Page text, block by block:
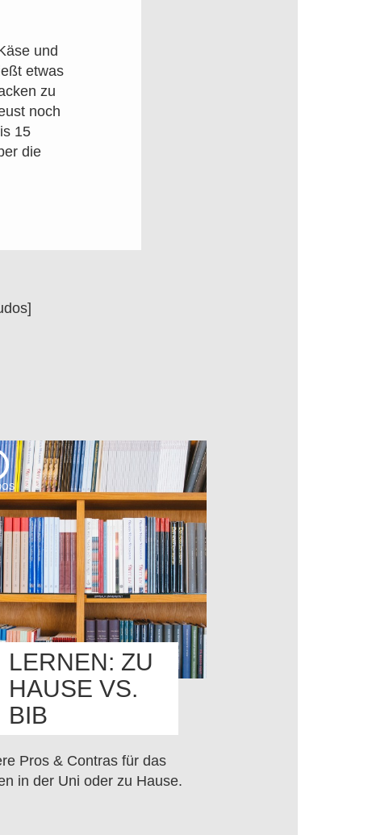
und
etwas
zu
noch
15
die
LERNEN: ZU
HAUSE VS.
BIB
Pros & Contras für das
in der Uni oder zu Hause.